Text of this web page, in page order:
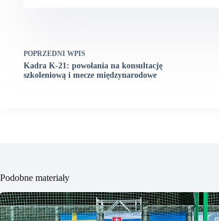
POPRZEDNI WPIS
Kadra K-21: powołania na konsultację
szkoleniową i mecze międzynarodowe
Podobne materiały